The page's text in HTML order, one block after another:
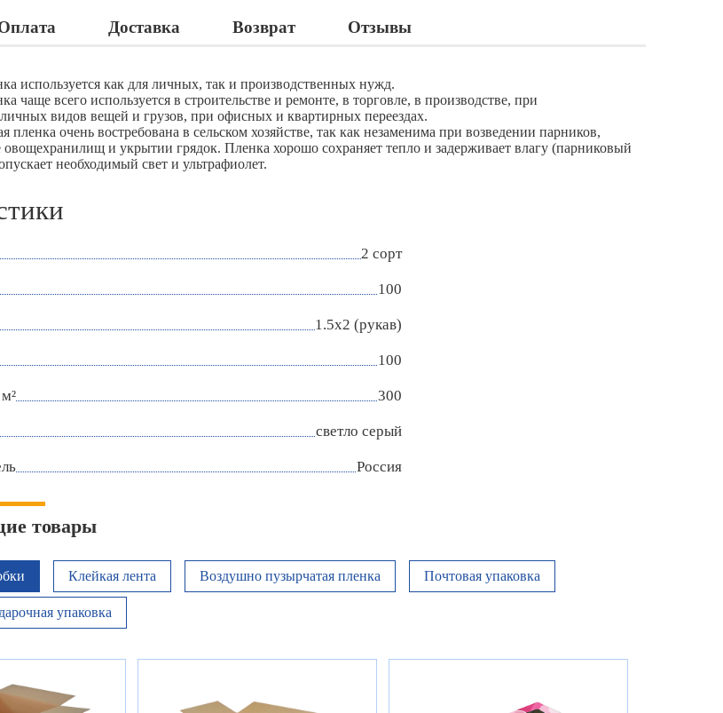
Доставка Возврат Отзывы
используется как для личных, так и производственных нужд.
чаще всего используется в строительстве и ремонте, в торговле, в производстве, при
видов вещей и грузов, при офисных и квартирных переездах.
пленка очень востребована в сельском хозяйстве, так как незаменима при возведении парников,
овощехранилищ и укрытии грядок. Пленка хорошо сохраняет тепло и задерживает влагу (парниковый
необходимый свет и ультрафиолет.
2 сорт
100
1.5х2 (рукав)
100
300
светло серый
Россия
товары
Клейкая лента Воздушно пузырчатая пленка Почтовая упаковка
упаковка